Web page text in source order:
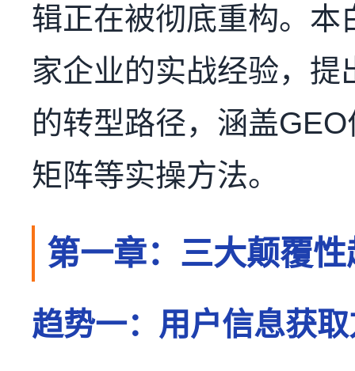
辑正在被彻底重构。本
家企业的实战经验，提
的转型路径，涵盖
矩阵等实操方法。
第一章：三大颠覆
趋势一：用户信息获